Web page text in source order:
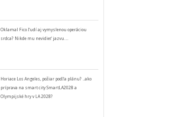
Oklamal Fico ľudí aj vymyslenou operáciou
srdca? Nikde mu nevidieť jazvu…
Horiace Los Angeles, požiar podľa plánu? ..ako
príprava na smart city SmartLA2028 a
Olympijské hry v LA 2028?